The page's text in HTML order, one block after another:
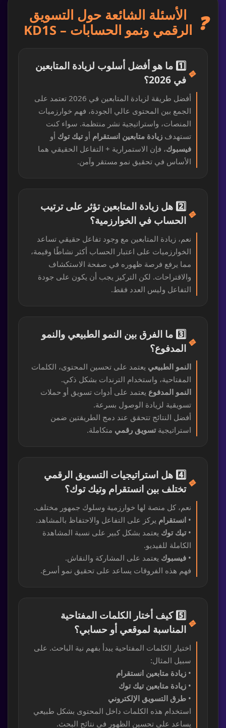
❓
الأسئلة الشائعة حول التسويق
الرقمي ونمو الحسابات – KD1S
🔹
1️⃣ ما هو أفضل أسلوب لزيادة المتابعين
في 2026؟
أفضل طريقة لزيادة المتابعين في 2026 تعتمد على
الجمع بين المحتوى عالي الجودة، فهم خوارزميات
المنصات، واستراتيجية نشر منتظمة. سواء كنت
تستهدف زيادة متابعين انستقرام أوتيك توك أو
فيسبوك، فإن الاستمرارية + التفاعل الحقيقي هما
الأساس في تحقيق نمو مستقر وآمن.
🔹
2️⃣ هل زيادة المتابعين تؤثر على ترتيب
الحساب في الخوارزمية؟
نعم، زيادة المتابعين مع وجود تفاعل حقيقي تساعد
الخوارزميات على اعتبار الحساب أكثر نشاطًا وقيمة،
مما يرفع فرصة ظهوره في صفحة الاستكشاف
والاقتراحات. لكن التركيز يجب أن يكون على جودة
التفاعل وليس العدد فقط.
🔹
3️⃣ ما الفرق بين النمو الطبيعي والنمو
المدفوع؟
النمو الطبيعي يعتمد على تحسين المحتوى، الكلمات
المفتاحية، واستخدام الترندات بشكل ذكي.
النمو المدفوع يعتمد على أدوات تسويق أو حملات
تسويقية لزيادة الوصول بسرعة.
أفضل النتائج تتحقق عند دمج الطريقتين ضمن
استراتيجيةتسويق رقمي متكاملة.
🔹
4️⃣ هل استراتيجيات التسويق الرقمي
تختلف بين انستقرام وتيك توك؟
نعم، كل منصة لها خوارزمية وسلوك جمهور مختلف.
• انستقرام يركز على التفاعل والاحتفاظ بالمشاهد.
•تيك توك يعتمد بشكل كبير على نسبة المشاهدة
الكاملة للفيديو.
• فيسبوك يعتمد على المشاركة والنقاش.
فهم هذه الفروقات يساعد على تحقيق نمو أسرع.
🔹
5️⃣ كيف أختار الكلمات المفتاحية
المناسبة لموقعي أو حسابي؟
اختيار الكلمات المفتاحية يبدأ بفهم نية الباحث. على
سبيل المثال:
• زيادة متابعين انستقرام
• زيادة متابعين تيك توك
• طرق التسويق الإلكتروني
استخدام هذه الكلمات داخل المحتوى بشكل طبيعي
يساعد على تحسين الظهور في نتائج البحث.